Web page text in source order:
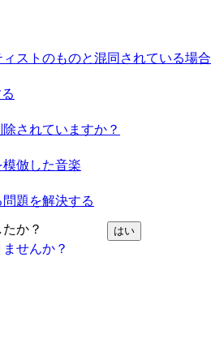
せんか？
ストのものと混同されている場合
されていますか？
倣した音楽
題を解決する
か？ はい